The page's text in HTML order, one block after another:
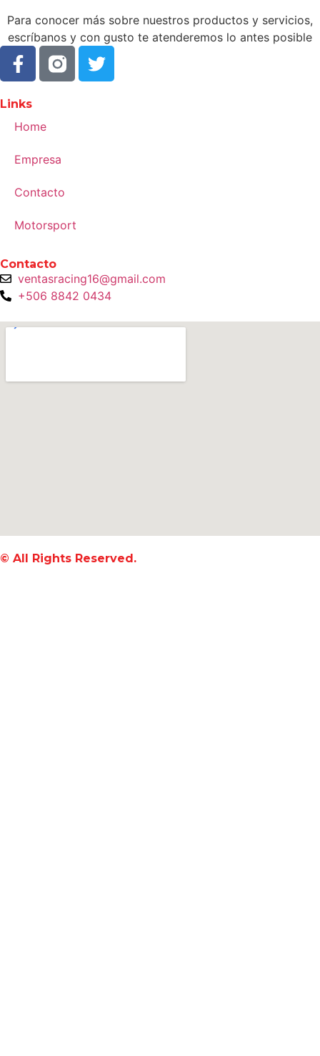
Para conocer más sobre nuestros productos y servicios,
escríbanos y con gusto te atenderemos lo antes posible
Links
Home
Empresa
Contacto
Motorsport
Contacto
ventasracing16@gmail.com
+506 8842 0434
© All Rights Reserved.